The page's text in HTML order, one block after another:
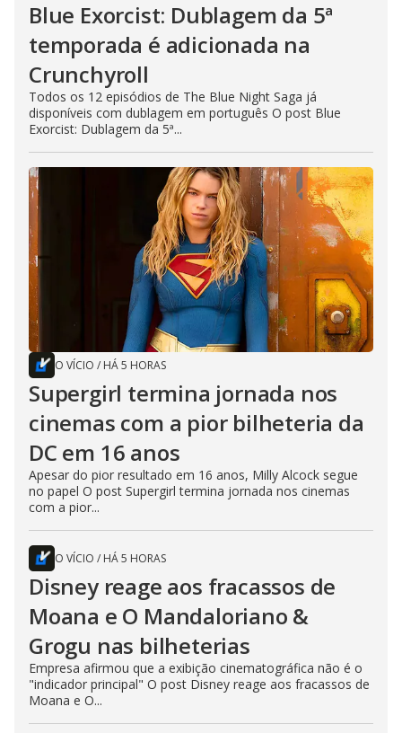
Blue Exorcist: Dublagem da 5ª
temporada é adicionada na
Crunchyroll
Todos os 12 episódios de The Blue Night Saga já
disponíveis com dublagem em português O post Blue
Exorcist: Dublagem da 5ª...
O VÍCIO / HÁ 5 HORAS
Supergirl termina jornada nos
cinemas com a pior bilheteria da
DC em 16 anos
Apesar do pior resultado em 16 anos, Milly Alcock segue
no papel O post Supergirl termina jornada nos cinemas
com a pior...
O VÍCIO / HÁ 5 HORAS
Disney reage aos fracassos de
Moana e O Mandaloriano &
Grogu nas bilheterias
Empresa afirmou que a exibição cinematográfica não é o
"indicador principal" O post Disney reage aos fracassos de
Moana e O...